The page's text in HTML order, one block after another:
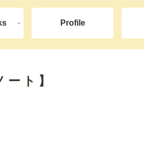
Profile
ト】